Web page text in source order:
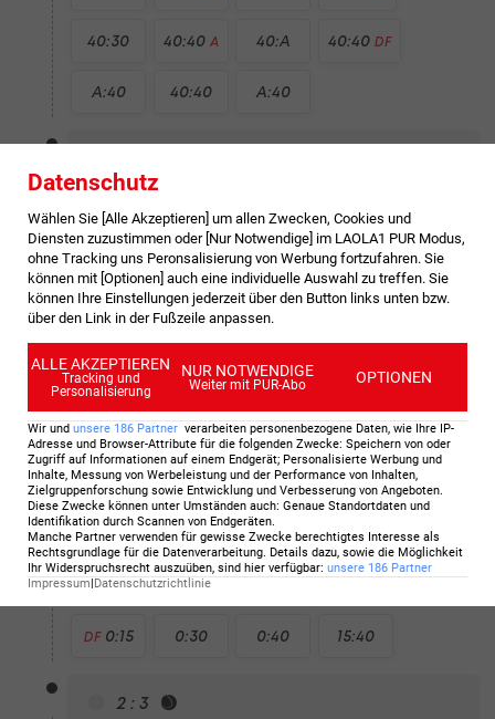
40:30 40:40 A 40:A 40:40 DF
A:40 40:40 A:40
Game 8
15:0 30:0 40:0 DF40:15
2 : 5
15:0 15:15 30:15 30:30 40:30
40:40 40:A
2 : 4
BREAK
Game 6 Aufschlag J. Faria
DF0:15 0:30 0:40 15:40
2 : 3
Datenschutz
Wählen Sie [Alle Akzeptieren] um allen Zwecken, Cookies und
Diensten zuzustimmen oder [Nur Notwendige] im LAOLA1 PUR Modus,
ohne Tracking uns Peronsalisierung von Werbung fortzufahren. Sie
können mit [Optionen] auch eine individuelle Auswahl zu treffen. Sie
können Ihre Einstellungen jederzeit über den Button links unten bzw.
über den Link in der Fußzeile anpassen.
ALLE AKZEPTIEREN
Tracking und
Personalisierung
NUR NOTWENDIGE
Weiter mit PUR-Abo OPTIONEN
Wir und unsere 186 Partner verarbeiten personenbezogene Daten, wie Ihre IP-
Adresse und Browser-Attribute für die folgenden Zwecke: Speichern von oder
Zugriff auf Informationen auf einem Endgerät; Personalisierte Werbung und
Inhalte, Messung von Werbeleistung und der Performance von Inhalten,
Zielgruppenforschung sowie Entwicklung und Verbesserung von Angeboten
Diese Zwecke können unter Umständen auch: Genaue Standortdaten und
Identifikation durch Scannen von Endgeräten
Manche Partner verwenden für gewisse Zwecke berechtigtes Interesse als
Rechtsgrundlage für die Datenverarbeitung. Details dazu, sowie die Möglichkeit
Ihr Widerspruchsrecht auszuüben, sind hier verfügbar: unsere 186 Partner
Impressum|Datenschutzrichtlinie